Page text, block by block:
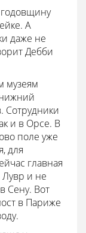
А
даже не
Дебби
музеям
Сотрудники
и в Орсе. В
поле уже
для
главная
Лувр и не
Сену. Вот
в Париже